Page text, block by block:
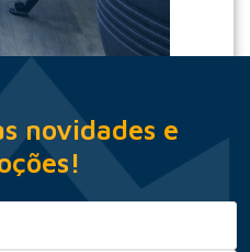
novidades e